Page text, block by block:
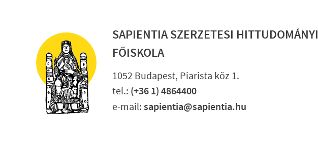
SAPIENTIA SZERZETESI HITTUDOMÁNYI
FŐISKOLA
1052 Budapest, Piarista köz 1.
tel.: (+36 1) 4864400
e-mail:sapientia@sapientia.hu